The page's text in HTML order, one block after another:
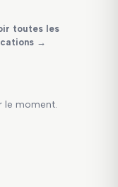
toutes les
→
le moment.